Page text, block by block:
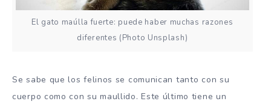
El gato maúlla fuerte: puede haber muchas razones
diferentes (Photo Unsplash)
Se sabe que los felinos se comunican tanto con su
cuerpo como con su maullido. Este último tiene un